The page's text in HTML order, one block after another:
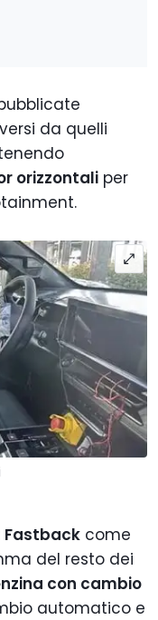
da quelli
orizzontali per
Fastback come
del resto dei
con cambio
automatico e